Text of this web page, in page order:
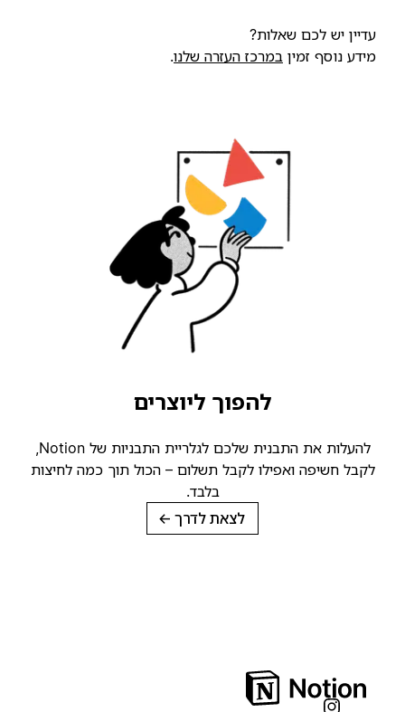
עדיין יש לכם שאלות?
מידע נוסף זמין במרכז העזרה שלנו.
להפוך ליוצרים
להעלות את התבנית שלכם לגלריית התבניות של Notion,
לקבל חשיפה ואפילו לקבל תשלום – הכול תוך כמה לחיצות
בלבד.
לצאת לדרך →